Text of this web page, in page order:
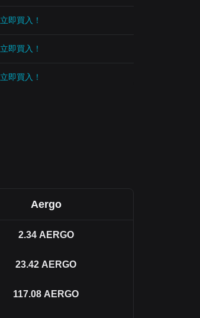
立即買入！
立即買入！
立即買入！
Aergo
2.34 AERGO
23.42 AERGO
117.08 AERGO